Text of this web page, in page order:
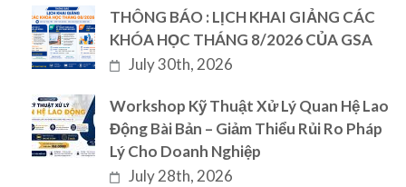
THÔNG BÁO : LỊCH KHAI GIẢNG CÁC
KHÓA HỌC THÁNG 8/2026 CỦA GSA
July 30th, 2026
Workshop Kỹ Thuật Xử Lý Quan Hệ Lao
Động Bài Bản – Giảm Thiểu Rủi Ro Pháp
Lý Cho Doanh Nghiệp
July 28th, 2026